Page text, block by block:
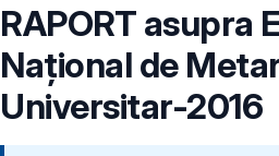
RAPORT asupra
Național de
Universitar-2016